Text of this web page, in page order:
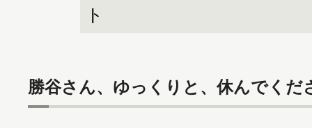
ト
勝谷さん、ゆっくりと、休んでくだ